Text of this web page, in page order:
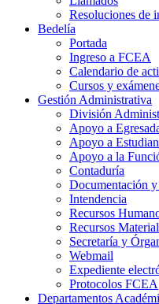
Resoluciones de
Bedelía
Portada
Ingreso a FCEA
Calendario de
Cursos y
Gestión Administrativa
División
Apoyo a
Apoyo a
Apoyo a la
Contaduría
Documentación
Intendencia
Recursos
Recursos
Secretaría y
Webmail
Expediente
Protocolos FCEA
Departamentos